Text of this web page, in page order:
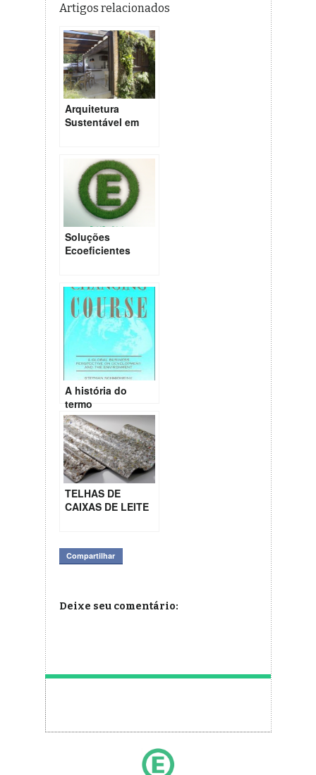
Artigos relacionados
Arquitetura
Sustentável em
Soluções
Ecoeficientes
A história do
termo
Ecoeficiência
TELHAS DE
CAIXAS DE LEITE
Compartilhar
Deixe seu comentário: